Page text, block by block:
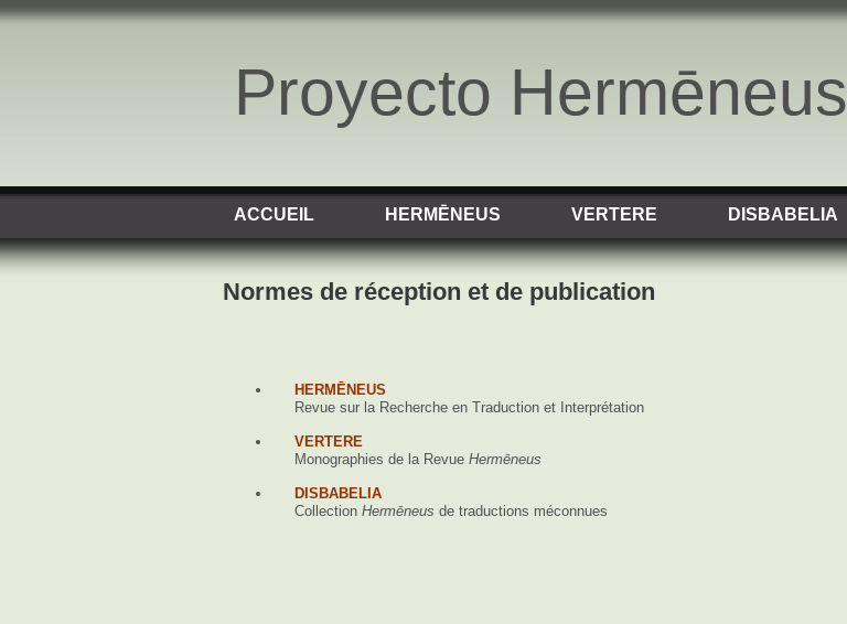
Proyecto Hermēneus
ACCUEIL HERMĒNEUS VERTERE DISBABELIA
Normes de réception et de publication
HERMĒNEUS
Revue sur la Recherche en Traduction et Interprétation
VERTERE
Monographies de la Revue Hermēneus
DISBABELIA
Collection Hermēneus de traductions méconnues